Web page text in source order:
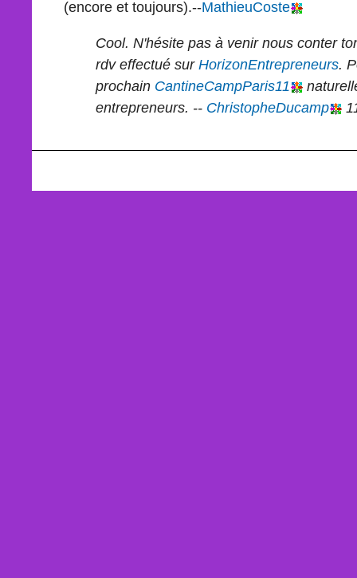
(encore et toujours).--MathieuCoste
Cool. N'hésite pas à venir nous conter
rdv effectué surHorizonEntrepreneurs.
prochain CantineCampParis11
entrepreneurs. -- ChristopheDucamp